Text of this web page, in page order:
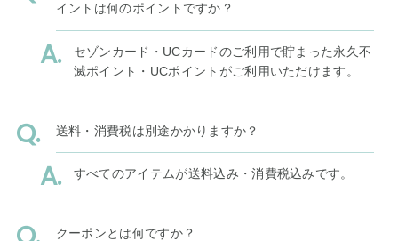
イントは何のポイントですか？
セゾンカード・UCカードのご利用で貯まった永久不
滅ポイント・UCポイントがご利用いただけます。
送料・消費税は別途かかりますか？
すべてのアイテムが送料込み・消費税込みです。
クーポンとは何ですか？